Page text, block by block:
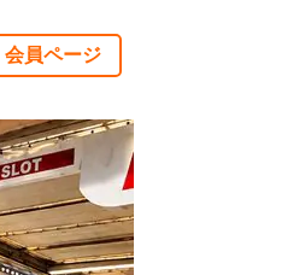
会員ページ